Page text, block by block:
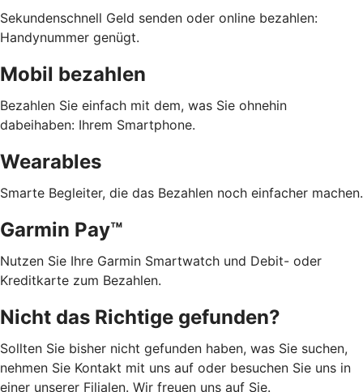
Sekundenschnell Geld senden oder online bezahlen:
Handynummer genügt.
Mobil bezahlen
Bezahlen Sie einfach mit dem, was Sie ohnehin
dabeihaben: Ihrem Smartphone.
Wearables
Smarte Begleiter, die das Bezahlen noch einfacher machen.
Garmin Pay™
Nutzen Sie Ihre Garmin Smartwatch und Debit- oder
Kreditkarte zum Bezahlen.
Nicht das Richtige gefunden?
Sollten Sie bisher nicht gefunden haben, was Sie suchen,
nehmen Sie Kontakt mit uns auf oder besuchen Sie uns in
einer unserer Filialen. Wir freuen uns auf Sie.